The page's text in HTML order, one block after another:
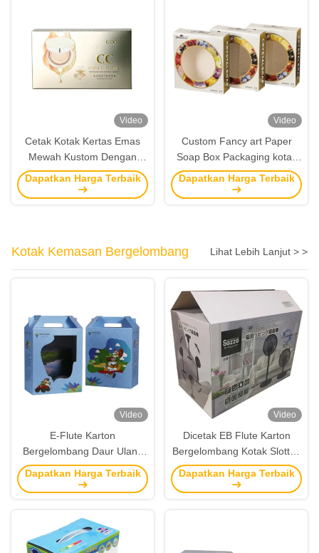
Video
Cetak Kotak Kertas Emas
Mewah Kustom Dengan
Pabrik Logo Timbul Untuk
Krim CC
Dapatkan Harga Terbaik
Video
Custom Fancy art Paper
Soap Box Packaging kotak
jendela dengan cetakan
karya seni
Dapatkan Harga Terbaik
Kotak Kemasan Bergelombang Lihat Lebih Lanjut > >
Video
E-Flute Karton
Bergelombang Daur Ulang
Paket Mainan Kotak
Pembawa Bawah Otomatis
Dapatkan Harga Terbaik
Video
Dicetak EB Flute Karton
Bergelombang Kotak Slotted
Untuk Peralatan Rumah
Tangga
Dapatkan Harga Terbaik